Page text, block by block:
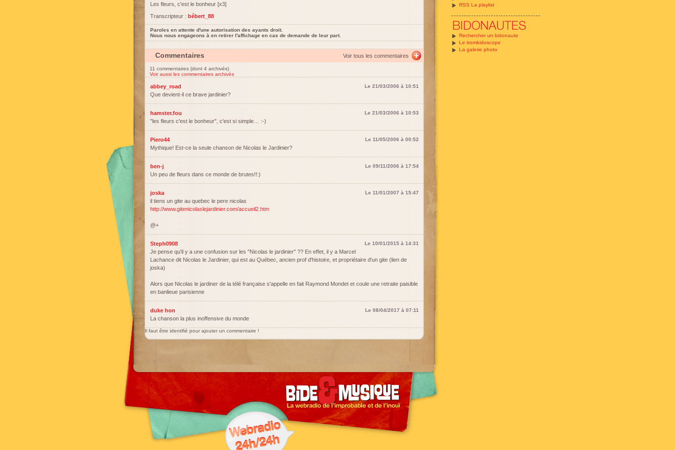
RSS La playlist
Rechercher un bidonaute
Le trombidoscope
La galerie photo
Les fleurs, c'est le bonheur [x3]
Transcripteur : bébert_88
Paroles en attente d'une autorisation des ayants droit.
Nous nous engageons à en retirer l'affichage en cas de demande de leur part.
Commentaires Voir tous les commentaires
11 commentaires (dont 4 archivés)
Voir aussi les commentaires archivés
abbey_road Le 21/03/2006 à 10:51
Que devient-il ce brave jardinier?
hamster.fou Le 21/03/2006 à 10:53
"les fleurs c'est le bonheur", c'est si simple… :-)
Piero44 Le 11/05/2006 à 00:52
Mythique! Est-ce la seule chanson de Nicolas le Jardinier?
ben-j Le 09/11/2006 à 17:54
Un peu de fleurs dans ce monde de brutes!!:)
joska Le 11/01/2007 à 15:47
il tiens un gite au quebec le pere nicolas
http://www.gitenicolaslejardinier.com/accueil2.htm
@+
Steph0908 Le 10/01/2015 à 14:31
Je pense qu'il y a une confusion sur les "Nicolas le jardinier" ?? En effet, il y a Marcel
Lachance dit Nicolas le Jardinier, qui est au Québec, ancien prof d'histoire, et propriétaire d'un gite (lien de
joska)
Alors que Nicolas le jardiner de la télé française s'appelle en fait Raymond Mondet et coule une retraite paisible
en banlieue parisienne
duke hon Le 08/04/2017 à 07:11
La chanson la plus inoffensive du monde
Il faut être identifié pour ajouter un commentaire !